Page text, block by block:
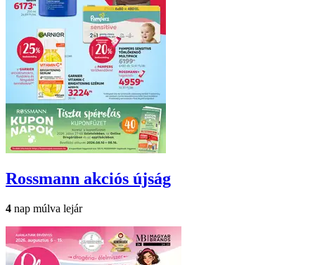
Rossmann akciós újság
4 nap múlva lejár